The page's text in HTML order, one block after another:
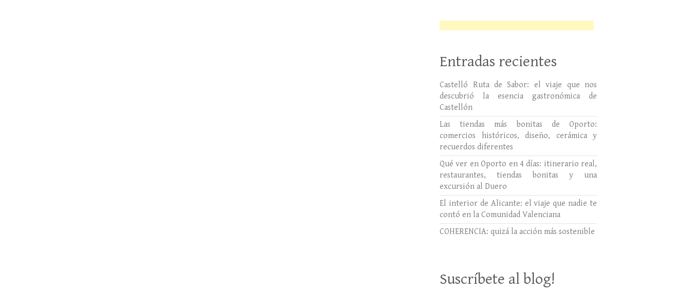
Entradas recientes
Castelló Ruta de Sabor: el viaje que nos
descubrió la esencia gastronómica de
Castellón
Las tiendas más bonitas de Oporto:
comercios históricos, diseño, cerámica y
recuerdos diferentes
Qué ver en Oporto en 4 días: itinerario real,
restaurantes, tiendas bonitas y una
excursión al Duero
El interior de Alicante: el viaje que nadie te
contó en la Comunidad Valenciana
COHERENCIA: quizá la acción más sostenible
Suscríbete al blog!